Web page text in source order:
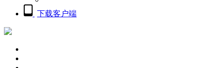
下载客户端